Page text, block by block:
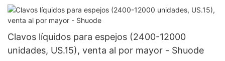
Clavos líquidos para espejos (2400-12000
unidades, US.15), venta al por mayor - Shuode